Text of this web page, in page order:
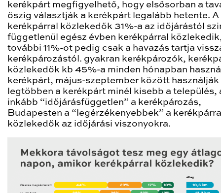
kerékpárt megfigyelhető, hogy elsősorban a
őszig választják a kerékpárt legalább hetente. A
kerékpárral közlekedők 31%-a az időjárástól
függetlenül egész évben kerékpárral
további 11%-ot pedig csak a havazás tartja
kerékpározástól. gyakran kerékpározók,
közlekedők kb 45%-a minden hónapban
kerékpárt, május-szeptember között használják
legtöbben a kerékpárt minél kisebb a település,
inkább “időjárásfüggetlen” a kerékpározás,
Budapesten a “legérzékenyebbek” a
közlekedők az időjárási viszonyokra.